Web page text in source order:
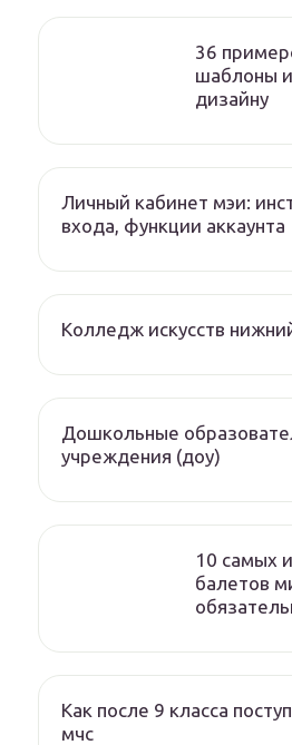
36
шаблоны
дизайну
Личный кабинет мэи:
входа, функции аккаунта
Колледж искусств
Дошкольные
учреждения (доу)
10 самых
балетов
Как после 9 класса
мчс